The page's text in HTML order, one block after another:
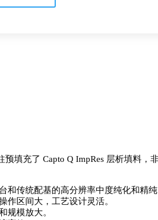
预填充了 Capto Q ImpRes 层析填料
和传统配基的高分辨率中度纯化和精纯
作区间大，工艺设计灵活。
规模放大。